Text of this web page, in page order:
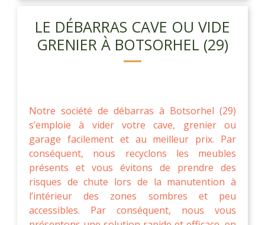
LE DÉBARRAS CAVE OU VIDE
GRENIER À BOTSORHEL (29)
Notre société de débarras à Botsorhel (29)
s’emploie à vider votre cave, grenier ou
garage facilement et au meilleur prix. Par
conséquent, nous recyclons les meubles
présents et vous évitons de prendre des
risques de chute lors de la manutention à
l’intérieur des zones sombres et peu
accessibles. Par conséquent, nous vous